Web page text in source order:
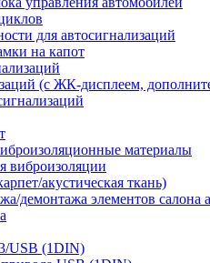
для автосигнализаций
на капот
(с ЖК-дисплеем,
материалы
виброизоляции
акустическая ткань)
демонтажа элементов салона
USB (1DIN)